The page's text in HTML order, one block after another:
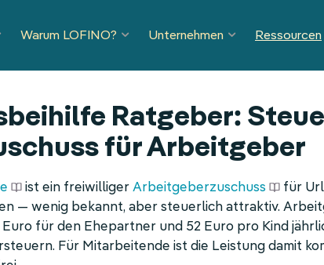
Warum LOFINO? Unternehmen Ressourcen
Ratgeber:
für Arbeitgeber
ist ein freiwilligerArbeitgeberzuschuss
für
— wenig bekannt, aber steuerlich attraktiv.
Euro für den Ehepartner und 52 Euro pro Kind
Für Mitarbeitende ist die Leistung damit